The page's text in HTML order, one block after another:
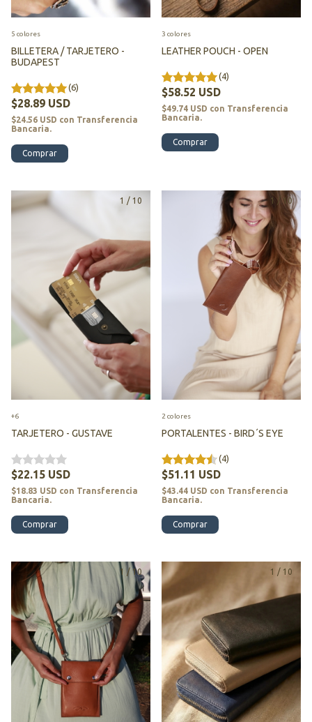
BILLETERA / TARJETERO -
BUDAPEST
(6)
$28.89 USD
$24.56 USD con Transferencia
Bancaria.
5 colores
Comprar
LEATHER POUCH - OPEN
(4)
$58.52 USD
$49.74 USD con Transferencia
Bancaria.
3 colores
Comprar
1 / 10
TARJETERO - GUSTAVE
$22.15 USD
$18.83 USD con Transferencia
Bancaria.
+6
Comprar
1 /10
PORTALENTES - BIRD´S EYE
(4)
$51.11 USD
$43.44 USD con Transferencia
Bancaria.
2 colores
Comprar
1 / 10 1 / 10